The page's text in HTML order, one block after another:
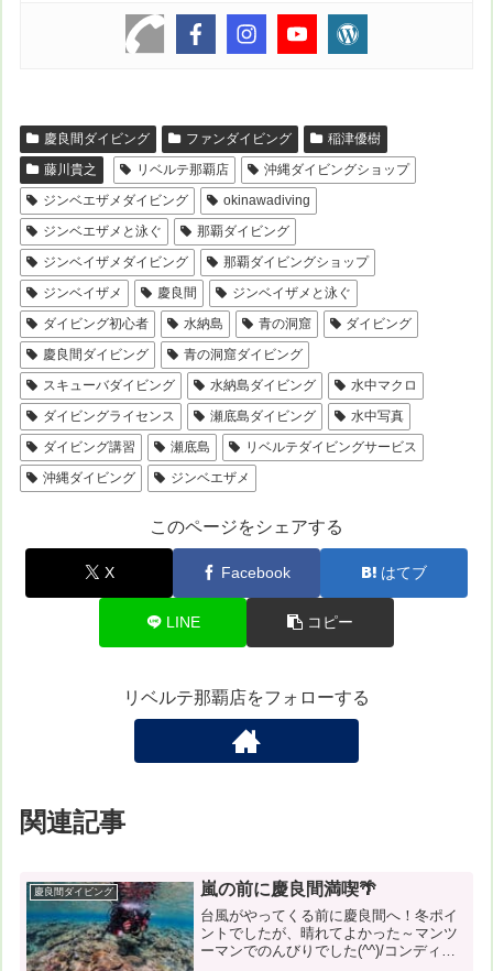
慶良間ダイビング ファンダイビング
稲津優樹
藤川貴之
リベルテ那覇店
沖縄ダイビングショップ
ジンベエザメダイビング
okinawadiving
ジンベエザメと泳ぐ
那覇ダイビング
ジンベイザメダイビング
那覇ダイビングショップ
ジンベイザメ
慶良間
ジンベイザメと泳ぐ
ダイビング初心者
水納島 青の洞窟
ダイビング
慶良間ダイビング
青の洞窟ダイビング
スキューバダイビング
水納島ダイビング
水中マクロ
ダイビングライセンス
瀬底島ダイビング
水中写真
ダイビング講習
瀬底島
リベルテダイビングサービス
沖縄ダイビング
ジンベエザメ
このページをシェアする
X Facebook はてブ
LINE コピー
リベルテ那覇店をフォローする
関連記事
慶良間ダイビング 嵐の前に慶良間満喫🌴
台風がやってくる前に慶良間へ！冬ポイ
ントでしたが、晴れてよかった～マンツ
ーマンでのんびりでした(^^)/コンディシ